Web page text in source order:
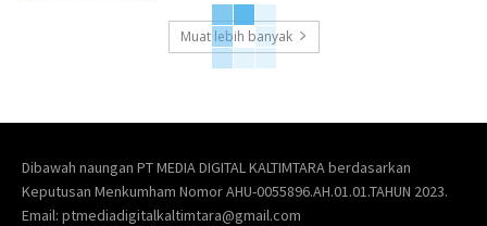
Muat lebih banyak
Dibawah naungan PT MEDIA DIGITAL KALTIMTARA berdasarkan
Keputusan Menkumham Nomor AHU-0055896.AH.01.01.TAHUN 2023.
Email: ptmediadigitalkaltimtara@gmail.com